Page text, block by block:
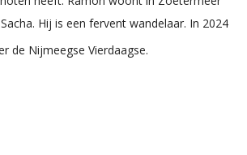
Hij is een fervent wandelaar. In 2024
de Nijmeegse Vierdaagse.